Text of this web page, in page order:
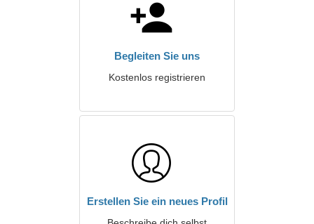
Begleiten Sie uns
Kostenlos registrieren
Erstellen Sie ein neues Profil